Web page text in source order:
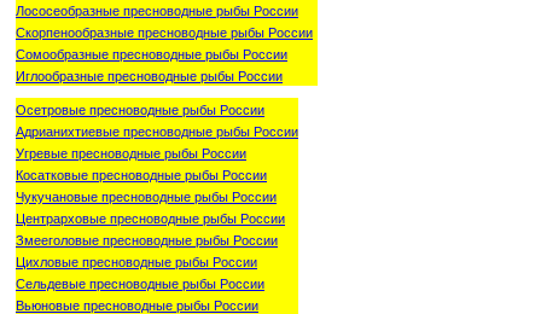
Лососеобразные пресноводные рыбы России
Скорпенообразные пресноводные рыбы России
Сомообразные пресноводные рыбы России
Иглообразные пресноводные рыбы России
Осетровые пресноводные рыбы России
Адрианихтиевые пресноводные рыбы России
Угревые пресноводные рыбы России
Косатковые пресноводные рыбы России
Чукучановые пресноводные рыбы России
Центрарховые пресноводные рыбы России
Змееголовые пресноводные рыбы России
Цихловые пресноводные рыбы России
Сельдевые пресноводные рыбы России
Вьюновые пресноводные рыбы России